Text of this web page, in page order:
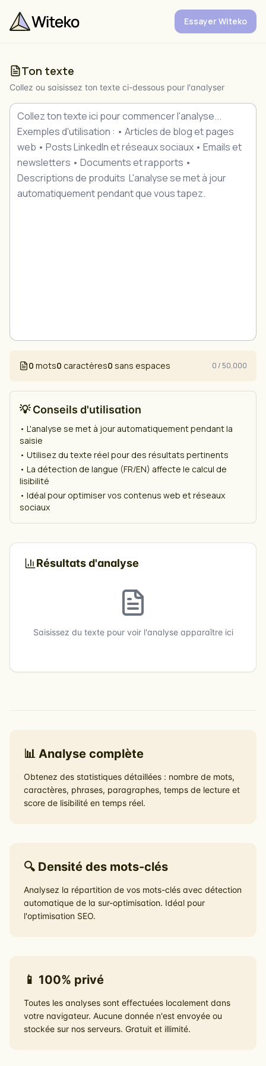
Essayer Witeko
Ton texte
Collez ou saisissez ton texte ci-dessous pour l'analyser
0 mots0 caractères0 sans espaces 0 / 50,000
💡 Conseils d'utilisation
• L'analyse se met à jour automatiquement pendant la
saisie
• Utilisez du texte réel pour des résultats pertinents
• La détection de langue (FR/EN) affecte le calcul de
lisibilité
• Idéal pour optimiser vos contenus web et réseaux
sociaux
Résultats d'analyse
Saisissez du texte pour voir l'analyse apparaître ici
📊 Analyse complète
Obtenez des statistiques détaillées : nombre de mots,
caractères, phrases, paragraphes, temps de lecture et
score de lisibilité en temps réel.
🔍 Densité des mots-clés
Analysez la répartition de vos mots-clés avec détection
automatique de la sur-optimisation. Idéal pour
l'optimisation SEO.
📱 100% privé
Toutes les analyses sont effectuées localement dans
votre navigateur. Aucune donnée n'est envoyée ou
stockée sur nos serveurs. Gratuit et illimité.